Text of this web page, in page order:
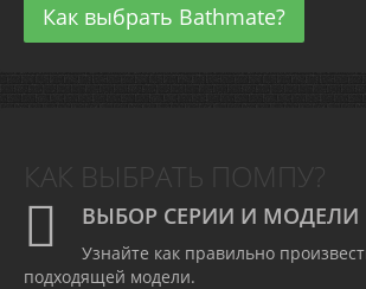
Как выбрать Bathmate?
КАК ВЫБРАТЬ ПОМПУ?
ВЫБОР СЕРИИ И МОДЕЛИ
Узнайте как правильно
подходящей модели.